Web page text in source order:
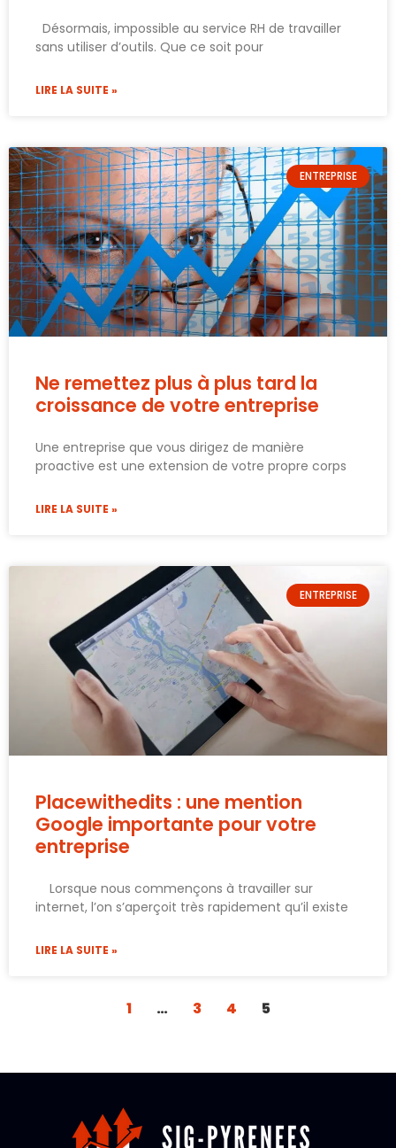
Désormais, impossible au service RH de travailler
sans utiliser d’outils. Que ce soit pour
LIRE LA SUITE »
ENTREPRISE
Ne remettez plus à plus tard la
croissance de votre entreprise
Une entreprise que vous dirigez de manière
proactive est une extension de votre propre corps
LIRE LA SUITE »
ENTREPRISE
Placewithedits : une mention
Google importante pour votre
entreprise
Lorsque nous commençons à travailler sur
internet, l’on s’aperçoit très rapidement qu’il existe
LIRE LA SUITE »
1 … 3 4 5